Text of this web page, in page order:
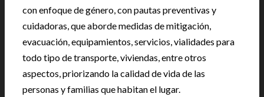
con enfoque de género, con pautas preventivas y
cuidadoras, que aborde medidas de mitigación,
evacuación, equipamientos, servicios, vialidades para
todo tipo de transporte, viviendas, entre otros
aspectos, priorizando la calidad de vida de las
personas y familias que habitan el lugar.